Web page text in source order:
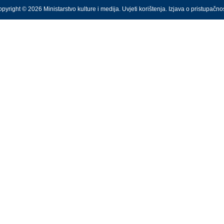
© 2026 Ministarstvo kulture i medija. Uvjeti korištenja. Izjava o